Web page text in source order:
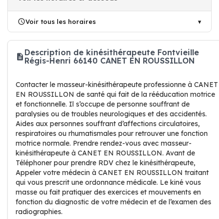
Voir tous les horaires
Description de kinésithérapeute Fontvieille
Régis-Henri 66140 CANET EN ROUSSILLON
Contacter le masseur-kinésithérapeute professionne à CANET
EN ROUSSILLON de santé qui fait de la rééducation motrice
et fonctionnelle. Il s’occupe de personne souffrant de
paralysies ou de troubles neurologiques et des accidentés.
Aides aux personnes souffrant d’affections circulatoires,
respiratoires ou rhumatismales pour retrouver une fonction
motrice normale. Prendre rendez-vous avec masseur-
kinésithérapeute à CANET EN ROUSSILLON. Avant de
Téléphoner pour prendre RDV chez le kinésithérapeute,
Appeler votre médecin à CANET EN ROUSSILLON traitant
qui vous prescrit une ordonnance médicale. Le kiné vous
masse ou fait pratiquer des exercices et mouvements en
fonction du diagnostic de votre médecin et de l’examen des
radiographies.